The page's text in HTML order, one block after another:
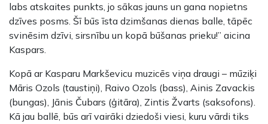
labs atskaites punkts, jo sākas jauns un gana nopietns
dzīves posms. Šī būs īsta dzimšanas dienas balle, tāpēc
svinēsim dzīvi, sirsnību un kopā būšanas prieku!” aicina
Kaspars.
Kopā ar Kasparu Markševicu muzicēs viņa draugi – mūziķi
Māris Ozols (taustiņi), Raivo Ozols (bass), Ainis Zavackis
(bungas), Jānis Čubars (ģitāra), Zintis Žvarts (saksofons).
Kā jau ballē, būs arī vairāki dziedoši viesi, kuru vārdi tiks